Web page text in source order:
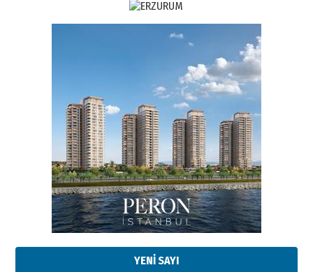
YENİ SAYI
Esat BİNDESEN
Başkan Sekmen’den Erzurum’a
bir vizyon proje daha!
02 Ağustos 2026 Pazar
Kadir SABUNCUOĞLU
Erzurumspor’un köşe taşları
29 Haziran 2026 Pazartesi
Kenan GÜLERCİ